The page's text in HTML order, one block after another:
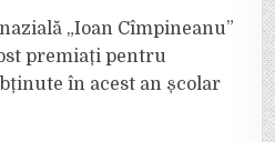
„Ioan Cîmpineanu”
premiați pentru
în acest an școlar